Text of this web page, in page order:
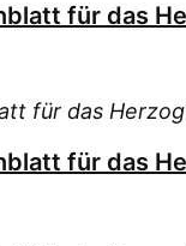
für das
für das
für das